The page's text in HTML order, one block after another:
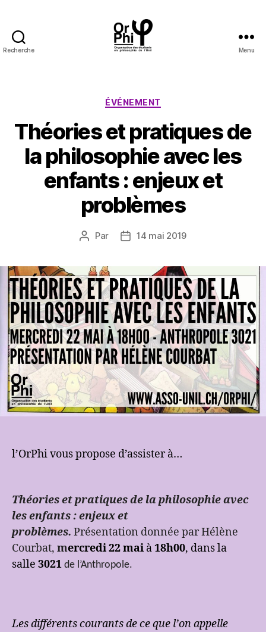
Recherche Menu
Catégories
ÉVÉNEMENT
Théories et pratiques de
la philosophie avec les
enfants : enjeux et
problèmes
Auteur
Par
Date14 mai 2019
l’OrPhi vous propose d’assister à…
Théories et pratiques de la philosophie avec
les enfants : enjeux et
problèmes. Présentation donnée par Hélène
Courbat, mercredi 22 mai à18h00, dans la
salle 3021 de l’Anthropole.
Les différents courants de ce que l’on appelle